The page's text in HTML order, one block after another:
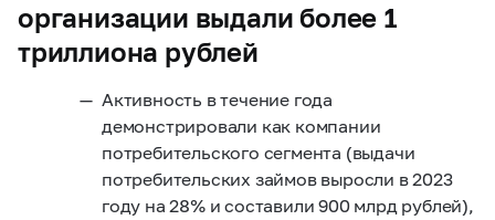
организации выдали более 1
триллиона рублей
Активность в течение года
демонстрировали как компании
потребительского сегмента (выдачи
потребительских займов выросли в 2023
году на 28% и составили 900 млрд рублей),